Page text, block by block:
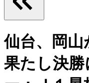
仙台、岡
果たし決勝